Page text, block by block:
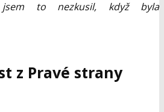
to nezkusil, když byla
z Pravé strany